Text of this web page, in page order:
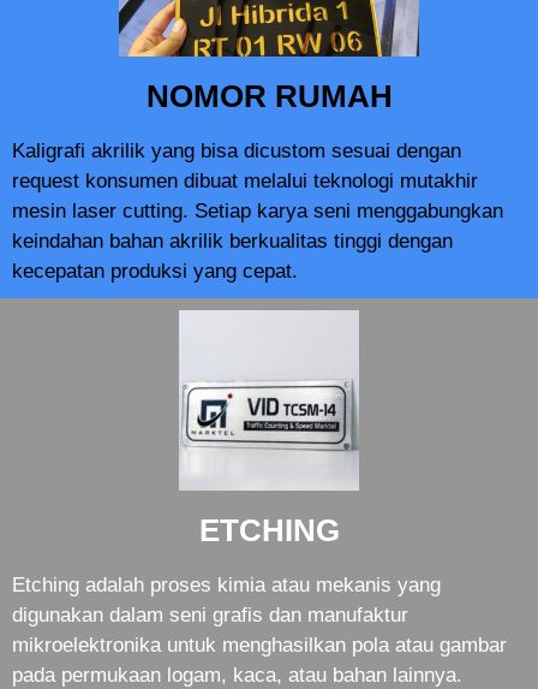
NOMOR RUMAH
Kaligrafi akrilik yang bisa dicustom sesuai dengan
request konsumen dibuat melalui teknologi mutakhir
mesin laser cutting. Setiap karya seni menggabungkan
keindahan bahan akrilik berkualitas tinggi dengan
kecepatan produksi yang cepat.
ETCHING
Etching adalah proses kimia atau mekanis yang
digunakan dalam seni grafis dan manufaktur
mikroelektronika untuk menghasilkan pola atau gambar
pada permukaan logam, kaca, atau bahan lainnya.